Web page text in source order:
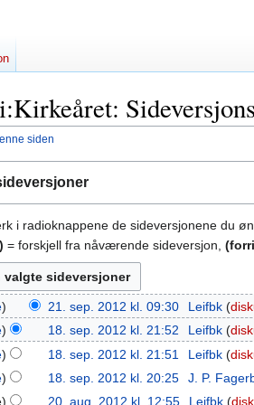
siden
i radioknappene de sideversjonene du
= forskjell fra nåværende sideversjon,
21. sep. 2012 kl. 09:30 Leifbk
18. sep. 2012 kl. 21:52 Leifbk
18. sep. 2012 kl. 21:51 Leifbk
18. sep. 2012 kl. 20:25 J. P.
20. aug. 2012 kl. 12:55 Leifbk